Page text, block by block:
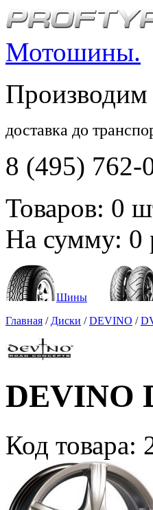
Мотошины.
Производим
доставка до
8 (495) 762-
Товаров: 0
На сумму: 0
Шины
Главная / Диски /DEVINO /
DEVINO
Код товара: